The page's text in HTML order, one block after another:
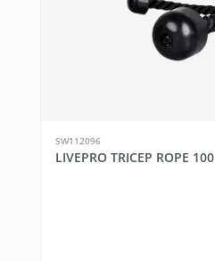
SW112096
LIVEPRO TRICEP ROPE 100